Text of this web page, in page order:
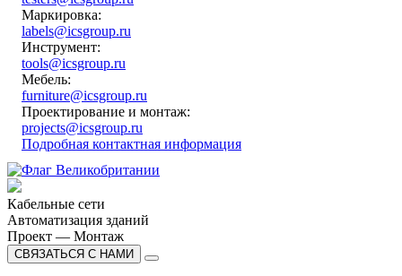
Маркировка:
labels@icsgroup.ru
Инструмент:
tools@icsgroup.ru
Мебель:
furniture@icsgroup.ru
Проектирование и монтаж:
projects@icsgroup.ru
Подробная контактная информация
Кабельные сети
Автоматизация зданий
Проект — Монтаж
СВЯЗАТЬСЯ С НАМИ